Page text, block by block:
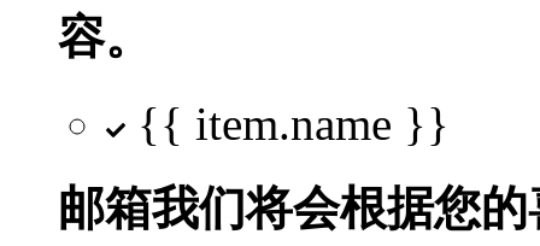
容。
{{ item.name }}
邮箱我们将会根据您